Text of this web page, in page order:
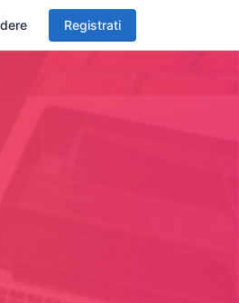
Registrati